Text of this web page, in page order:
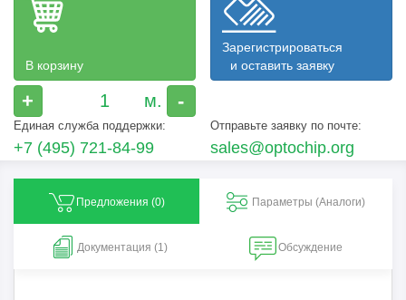
В корзину
+ -
Зарегистрироваться
и оставить заявку
Единая служба поддержки:
+7 (495) 721-84-99
Отправьте заявку по почте:
sales@optochip.org
Предложения (0) Параметры (Aналоги)
Документация (1) Обсуждение